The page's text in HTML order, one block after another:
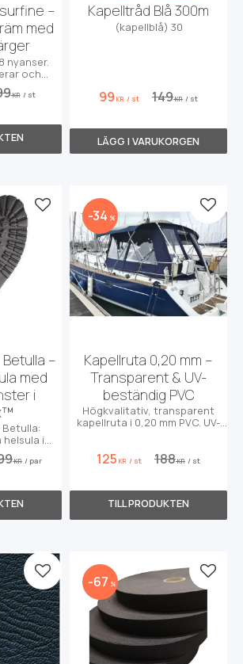
–
med
nyanser.
och
bivax.
KR / st
Kapelltråd Blå 300m
(kapellblå) 30
99 KR / st 149KR / st
–
med
i
Betulla:
helsula i
&
KR /par
Lägg till i favoriter
Kapellruta 0,20 mm –
Transparent & UV-
beständig PVC
Högkvalitativ, transparent
kapellruta i 0,20 mm PVC. UV-
125 KR / st 188KR / st
34 % Lägg
Lägg till i favoriter
67 % Lägg